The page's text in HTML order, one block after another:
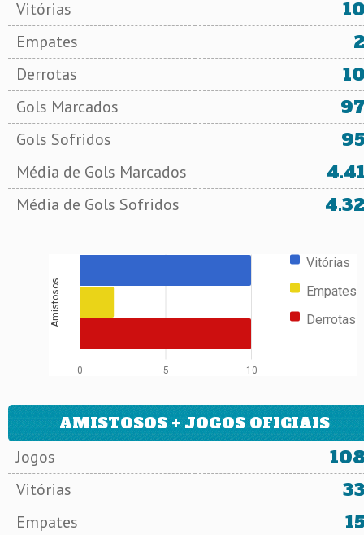
Vitórias
Empates
Derrotas
Gols Marcados
Gols Sofridos
Média de Gols Marcados
Média de Gols Sofridos
Vitórias
Empates
Derrotas
0 5 10
Amistosos
AMISTOSOS + JOGOS OFICIAIS
Jogos
Vitórias
Empates